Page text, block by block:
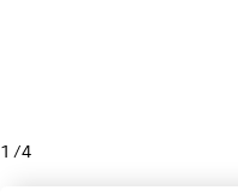
1 /4